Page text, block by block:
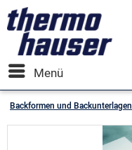
Menü
Backformen und Backunterlagen